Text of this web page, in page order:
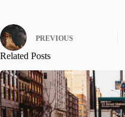
PREVIOUS
Related Posts